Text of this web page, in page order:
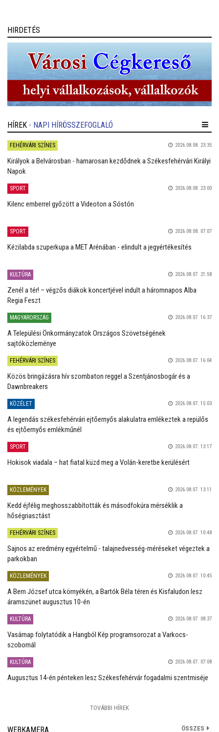
HIRDETÉS
HÍREK - NAPI HÍRÖSSZEFOGLALÓ
FEHÉRVÁRI SZÍNES 2026.08.08. 23:35
Királyok a Belvárosban - hamarosan kezdődnek a Székesfehérvári Királyi
Napok
SPORT 2026.08.08. 23:00
Kilenc emberrel győzött a Videoton a Sóstón
SPORT 2026.08.08. 07:07
Kézilabda szuperkupa a MET Arénában - elindult a jegyértékesítés
KULTÚRA 2026.08.07. 21:58
Zenél a tér! – végzős diákok koncertjével indult a háromnapos Alba
Regia Feszt
MAGYARORSZÁG 2026.08.07. 16:37
A Települési Önkormányzatok Országos Szövetségének
sajtóközleménye
FEHÉRVÁRI SZÍNES 2026.08.07. 16:04
Közös bringázásra hív szombaton reggel a Szentjánosbogár és a
Dawnbreakers
KÖZÉLET 2026.08.07. 15:03
A legendás székesfehérvári ejtőernyős alakulatra emlékeztek a repülős
és ejtőernyős emlékműnél
SPORT 2026.08.07. 13:17
Hokisok viadala – hat fiatal küzd meg a Volán-keretbe kerülésért
KÖZLEMÉNYEK 2026.08.07. 13:11
Kedd éjfélig meghosszabbították és másodfokúra mérséklik a
hőségriasztást
FEHÉRVÁRI SZÍNES 2026.08.07. 10:48
Sajnos az eredmény egyértelmű - talajnedvesség-méréseket végeztek a
parkokban
KÖZLEMÉNYEK 2026.08.07. 10:45
A Bem József utca környékén, a Bartók Béla téren és Kisfaludon lesz
áramszünet augusztus 10-én
KULTÚRA 2026.08.07. 08:37
Vasárnap folytatódik a Hangból Kép programsorozat a Varkocs-
szobornál
KULTÚRA 2026.08.07. 07:08
Augusztus 14-én pénteken lesz Székesfehérvár fogadalmi szentmiséje
TOVÁBBI HÍREK
WEBKAMERA ÖSSZES